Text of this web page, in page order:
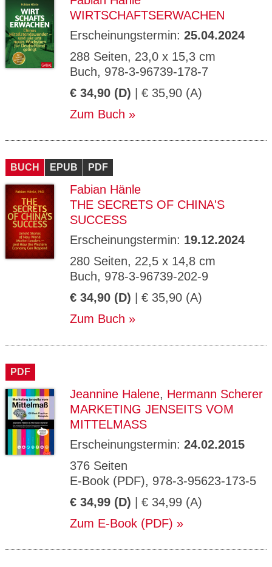
WIRTSCHAFTSERWACHEN
Erscheinungstermin: 25.04.2024
288 Seiten, 23,0 x 15,3 cm
Buch, 978-3-96739-178-7
€ 34,90 (D) | € 35,90 (A)
Zum Buch
BUCH EPUB PDF
Fabian Hänle
THE SECRETS OF CHINA'S
SUCCESS
Erscheinungstermin: 19.12.2024
280 Seiten, 22,5 x 14,8 cm
Buch, 978-3-96739-202-9
€ 34,90 (D) | € 35,90 (A)
Zum Buch
PDF
Jeannine Halene, Hermann Scherer
MARKETING JENSEITS VOM
MITTELMASS
Erscheinungstermin: 24.02.2015
376 Seiten
E-Book (PDF), 978-3-95623-173-5
€ 34,99 (D) | € 34,99 (A)
Zum E-Book (PDF)